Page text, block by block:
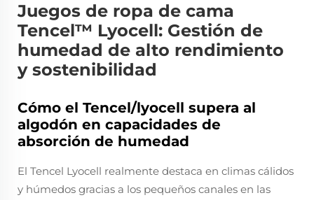
Juegos de ropa de cama
Tencel™ Lyocell: Gestión de
humedad de alto rendimiento
y sostenibilidad
Cómo el Tencel/lyocell supera al
algodón en capacidades de
absorción de humedad
El Tencel Lyocell realmente destaca en climas cálidos
y húmedos gracias a los pequeños canales en las